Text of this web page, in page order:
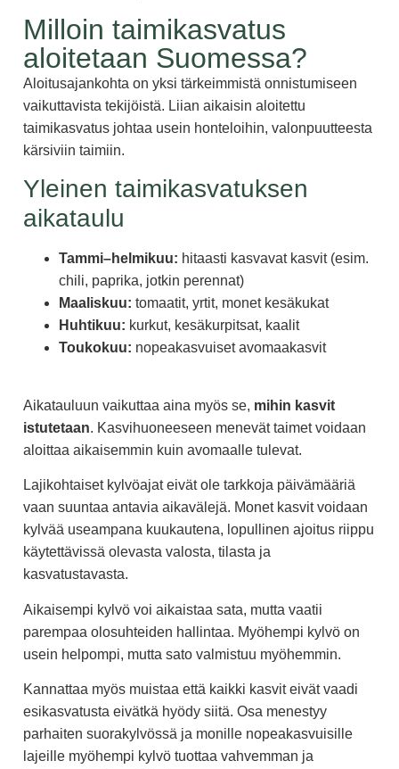
Milloin taimikasvatus
aloitetaan Suomessa?
Aloitusajankohta on yksi tärkeimmistä onnistumiseen
vaikuttavista tekijöistä. Liian aikaisin aloitettu
taimikasvatus johtaa usein honteloihin, valonpuutteesta
kärsiviin taimiin.
Yleinen taimikasvatuksen
aikataulu
Tammi–helmikuu: hitaasti kasvavat kasvit (esim.
chili, paprika, jotkin perennat)
Maaliskuu: tomaatit, yrtit, monet kesäkukat
Huhtikuu: kurkut, kesäkurpitsat, kaalit
Toukokuu: nopeakasvuiset avomaakasvit
Aikatauluun vaikuttaa aina myös se, mihin kasvit
istutetaan. Kasvihuoneeseen menevät taimet voidaan
aloittaa aikaisemmin kuin avomaalle tulevat.
Lajikohtaiset kylvöajat eivät ole tarkkoja päivämääriä
vaan suuntaa antavia aikavälejä. Monet kasvit voidaan
kylvää useampana kuukautena, lopullinen ajoitus riippu
käytettävissä olevasta valosta, tilasta ja
kasvatustavasta.
Aikaisempi kylvö voi aikaistaa sata, mutta vaatii
parempaa olosuhteiden hallintaa. Myöhempi kylvö on
usein helpompi, mutta sato valmistuu myöhemmin.
Kannattaa myös muistaa että kaikki kasvit eivät vaadi
esikasvatusta eivätkä hyödy siitä. Osa menestyy
parhaiten suorakylvössä ja monille nopeakasvuisille
lajeille myöhempi kylvö tuottaa vahvemman ja